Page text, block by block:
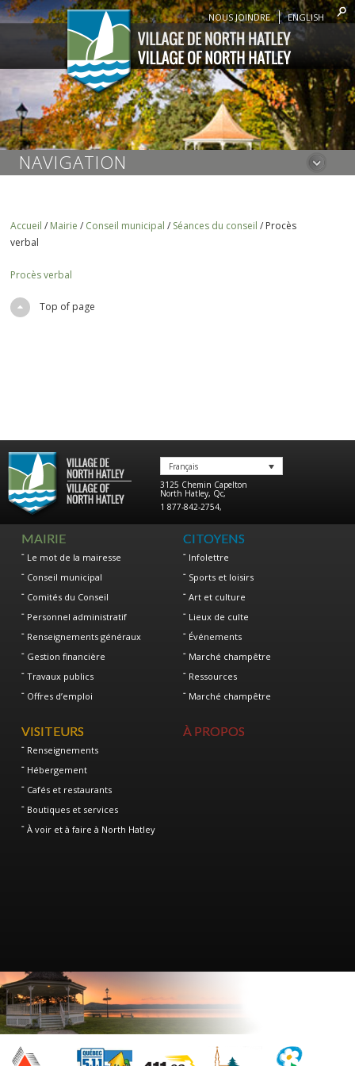
NOUS JOINDRE ENGLISH
NAVIGATION
Accueil / Mairie / Conseil municipal / Séances du conseil / Procès
verbal
Procès verbal
Top of page
Français
3125 Chemin Capelton
North Hatley, Qc,
1 877-842-2754,
MAIRIE
Le mot de la mairesse
Conseil municipal
Comités du Conseil
Personnel administratif
Renseignements généraux
Gestion financière
Travaux publics
Offres d’emploi
CITOYENS
Infolettre
Sports et loisirs
Art et culture
Lieux de culte
Événements
Marché champêtre
Ressources
Marché champêtre
VISITEURS
Renseignements
Hébergement
Cafés et restaurants
Boutiques et services
À voir et à faire à North Hatley
À PROPOS